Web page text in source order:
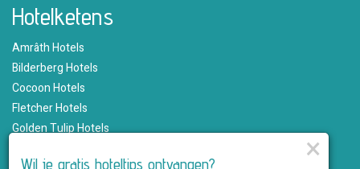
Hotelketens
Amrâth Hotels
Bilderberg Hotels
Cocoon Hotels
Fletcher Hotels
Golden Tulip Hotels
×
Wil je gratis hoteltips ontvangen?